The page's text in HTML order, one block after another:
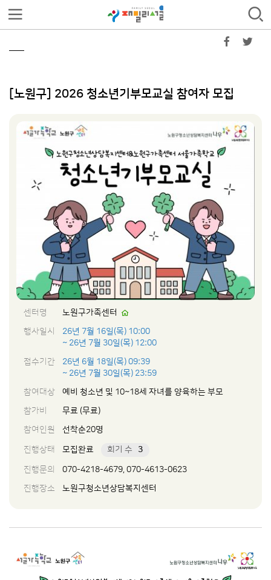
[노원구] 2026 청소년기부모교실 참여자 모집
센터명
노원구가족센터
행사일시
26년 7월 16일(목) 10:00
~ 26년 7월 30일(목) 12:00
접수기간
26년 6월 18일(목) 09:39
~ 26년 7월 30일(목) 23:59
참여대상
예비 청소년 및 10~18세 자녀를 양육하는 부모
참가비
무료 (무료)
참여인원
선착순20명
진행상태 모집완료 회기 수 3
진행문의
070-4218-4679, 070-4613-0623
진행장소
노원구청소년상담복지센터